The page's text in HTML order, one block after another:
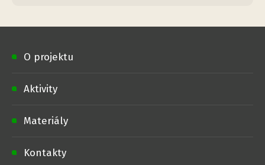
O projektu
Aktivity
Materiály
Kontakty